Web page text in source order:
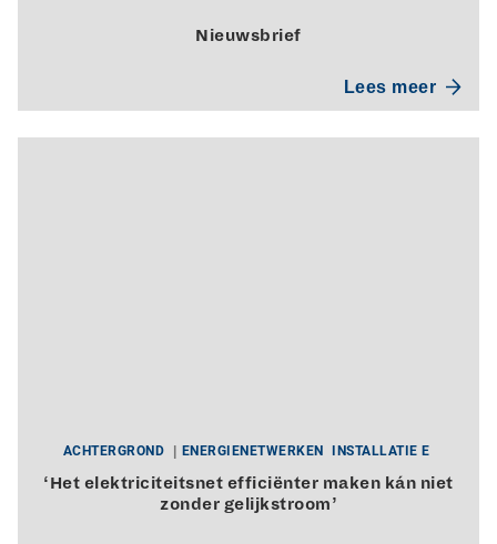
Nieuwsbrief
Lees meer
ACHTERGROND ENERGIENETWERKEN INSTALLATIE E
‘Het elektriciteitsnet efficiënter maken kán niet
zonder gelijkstroom’